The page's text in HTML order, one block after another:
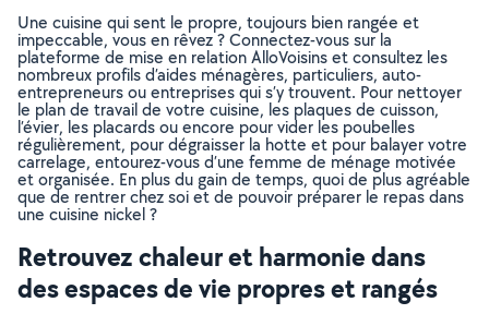
Une cuisine qui sent le propre, toujours bien rangée et
impeccable, vous en rêvez ? Connectez-vous sur la
plateforme de mise en relation AlloVoisins et consultez les
nombreux profils d’aides ménagères, particuliers, auto-
entrepreneurs ou entreprises qui s’y trouvent. Pour nettoyer
le plan de travail de votre cuisine, les plaques de cuisson,
l’évier, les placards ou encore pour vider les poubelles
régulièrement, pour dégraisser la hotte et pour balayer votre
carrelage, entourez-vous d’une femme de ménage motivée
et organisée. En plus du gain de temps, quoi de plus agréable
que de rentrer chez soi et de pouvoir préparer le repas dans
une cuisine nickel ?
Retrouvez chaleur et harmonie dans
des espaces de vie propres et rangés